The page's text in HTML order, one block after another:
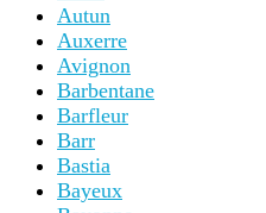
Autun
Auxerre
Avignon
Barbentane
Barfleur
Barr
Bastia
Bayeux